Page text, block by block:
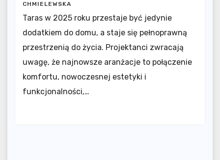
CHMIELEWSKA
Taras w 2025 roku przestaje być jedynie
dodatkiem do domu, a staje się pełnoprawną
przestrzenią do życia. Projektanci zwracają
uwagę, że najnowsze aranżacje to połączenie
komfortu, nowoczesnej estetyki i
funkcjonalności,…